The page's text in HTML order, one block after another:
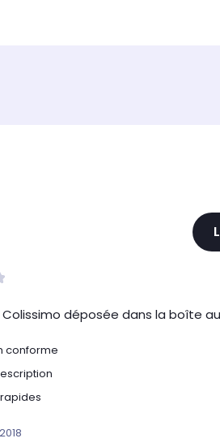
Colissimo déposée dans la boîte
conforme